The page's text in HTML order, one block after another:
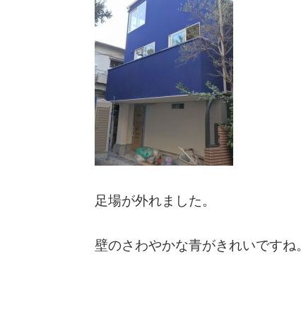
足場が外れました。
壁のさわやかな青がきれいですね。